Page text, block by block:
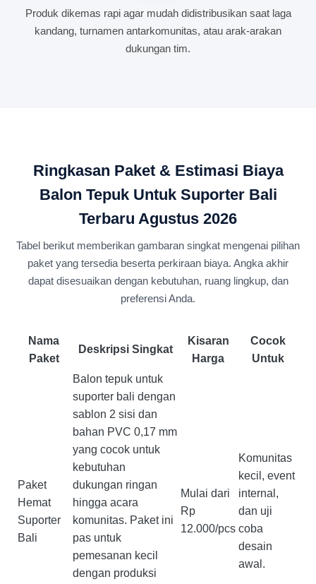
Produk dikemas rapi agar mudah didistribusikan saat laga
kandang, turnamen antarkomunitas, atau arak-arakan
dukungan tim.
Ringkasan Paket & Estimasi Biaya
Balon Tepuk Untuk Suporter Bali
Terbaru Agustus 2026
Tabel berikut memberikan gambaran singkat mengenai pilihan
paket yang tersedia beserta perkiraan biaya. Angka akhir
dapat disesuaikan dengan kebutuhan, ruang lingkup, dan
preferensi Anda.
Nama
Paket
Deskripsi Singkat
Kisaran
Harga
Cocok
Untuk
Paket
Hemat
Suporter
Bali
Balon tepuk untuk
suporter bali dengan
sablon 2 sisi dan
bahan PVC 0,17 mm
yang cocok untuk
kebutuhan
dukungan ringan
hingga acara
komunitas. Paket ini
pas untuk
pemesanan kecil
dengan produksi
Mulai dari
Rp
12.000/pcs
Komunitas
kecil, event
internal,
dan uji
coba
desain
awal.